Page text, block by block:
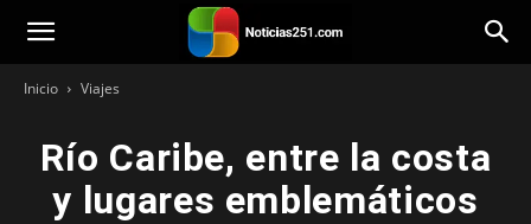
Noticias251
Inicio Viajes
Río Caribe, entre la costa
y lugares emblemáticos